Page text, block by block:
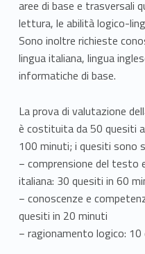
i
s
s
o
n
e
–
I
aree di base e trasversali
lettura, le abilità logico-
Sono inoltre richieste
lingua italiana, lingua
informatiche di base.
La prova di valutazione
è costituita da 50 quesiti
100 minuti; i quesiti sono
− comprensione del testo
italiana: 30 quesiti in 60
− conoscenze e
quesiti in 20 minuti
− ragionamento logico: